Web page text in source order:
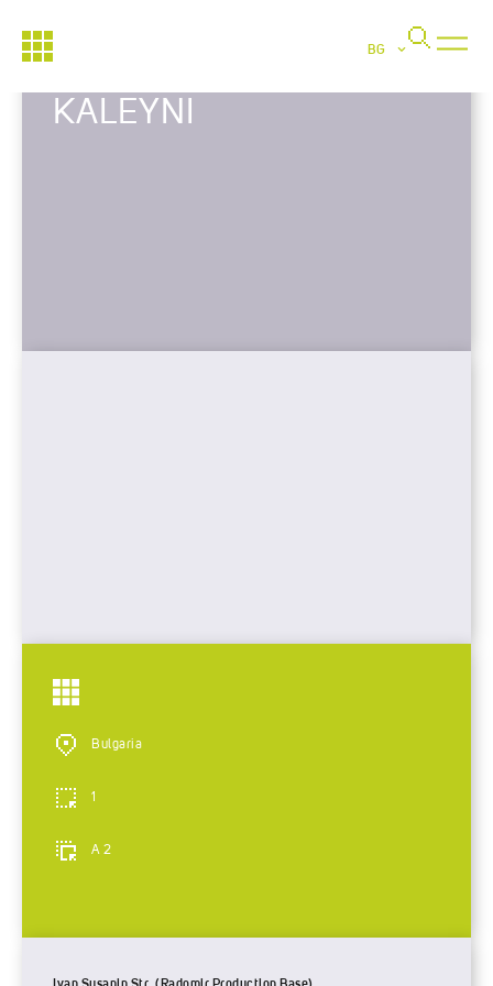
BG
KALEYNI
Bulgaria
1
A 2